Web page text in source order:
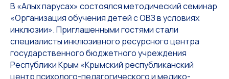
В «Алых парусах» состоялся методический семинар
«Организация обучения детей с ОВЗ в условиях
инклюзии». Приглашенными гостями стали
специалисты инклюзивного ресурсного центра
государственного бюджетного учреждения
Республики Крым «Крымский республиканский
центр психолого-педагогического и медико-